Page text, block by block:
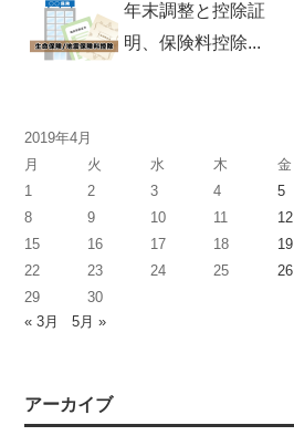
年末調整と控除証
明、保険料控除...
2019年4月
月
火 水 木 金
1
2 3 4 5
8
9 10 11 12
15
16 17 18 19
22
23 24 25 26
29
30
« 3月
5月 »
アーカイブ